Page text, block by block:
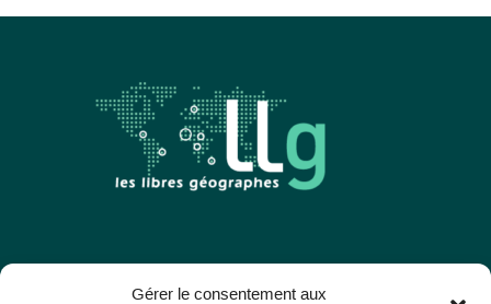
Gérer le consentement aux
Les Libres Géographes